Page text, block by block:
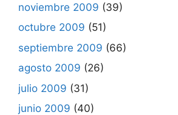
noviembre 2009 (39)
octubre 2009 (51)
septiembre 2009 (66)
agosto 2009 (26)
julio 2009 (31)
junio 2009 (40)